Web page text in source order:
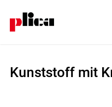
Kunststoff mit